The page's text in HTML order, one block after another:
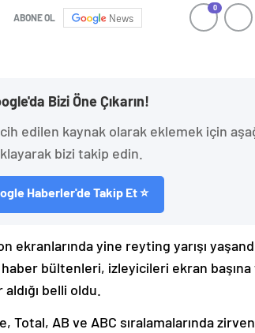
ABONE OL News
0
Bizi Öne Çıkarın!
edilen kaynak olarak eklemek için
bizi takip edin.
Haberler'de Takip Et ⭐
ekranlarında yine reyting yarışı
bültenleri, izleyicileri ekran başına
belli oldu.
Total, AB ve ABC sıralamalarında